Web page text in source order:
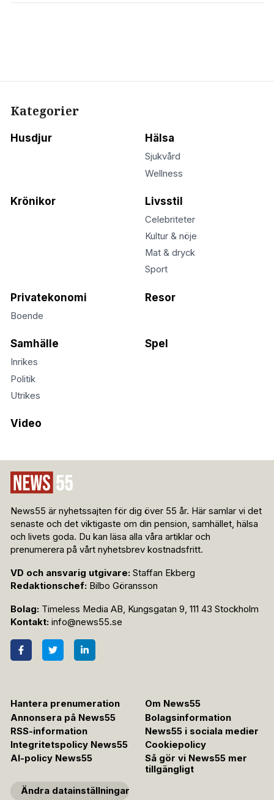
Kategorier
Husdjur Hälsa
Sjukvård
Wellness
Krönikor Livsstil
Celebriteter
Kultur & nöje
Mat & dryck
Sport
Privatekonomi
Boende
Resor
Samhälle
Inrikes
Politik
Utrikes
Spel
Video
News55 är nyhetssajten för dig över 55 år. Här samlar vi det
senaste och det viktigaste om din pension, samhället, hälsa
och livets goda. Du kan läsa alla våra artiklar och
prenumerera på vårt nyhetsbrev kostnadsfritt.
VD och ansvarig utgivare: Staffan Ekberg
Redaktionschef: Bilbo Göransson
Bolag: Timeless Media AB, Kungsgatan 9, 111 43 Stockholm
Kontakt: info@news55.se
Hantera prenumeration
Om News55
Annonsera på News55
Bolagsinformation
RSS-information
News55 i sociala medier
Integritetspolicy News55
Cookiepolicy
AI-policy News55
Så gör vi News55 mer
tillgängligt
Ändra datainställningar